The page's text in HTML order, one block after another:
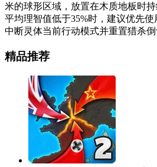
米的球形区域，放置在木质地板时
平均理智值低于35%时，建议优先
中断灵体当前行动模式并重置猎杀倒
精品推荐